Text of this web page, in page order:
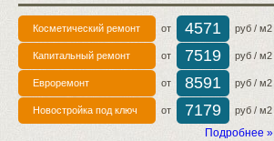
Косметический ремонт от 4571 руб / м2
Капитальный ремонт от 7519 руб / м2
Евроремонт от 8591 руб / м2
Новостройка под ключ от 7179 руб / м2
Подробнее »